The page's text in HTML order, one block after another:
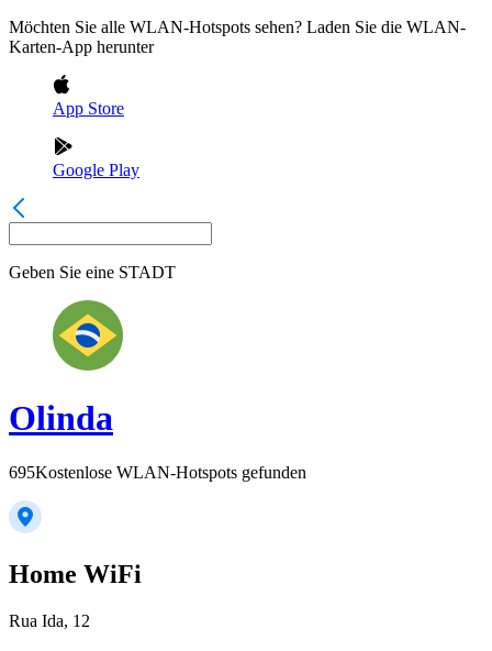
Möchten Sie alle WLAN-Hotspots sehen? Laden Sie die WLAN-
Karten-App herunter
App Store
Google Play
Geben Sie eine STADT
Olinda
695Kostenlose WLAN-Hotspots gefunden
Home WiFi
Rua Ida, 12